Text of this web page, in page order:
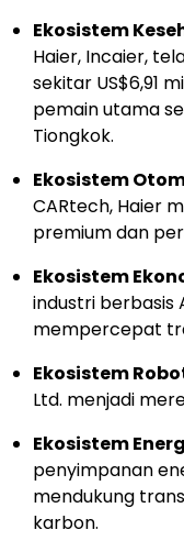
Ekosistem
Haier, Incaier,
sekitar US$6,91
pemain utama
Tiongkok.
Ekosistem
CARtech, Haier
premium dan
Ekosistem
industri berbasis
mempercepat
Ekosistem
Ltd. menjadi
Ekosistem
penyimpanan
mendukung
karbon.